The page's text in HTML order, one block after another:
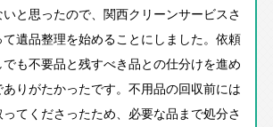
と思ったので、関西クリーンサービスさ
遺品整理を始めることにしました。依頼
も不要品と残すべき品との仕分けを進め
りがたかったです。不用品の回収前には
てくださったため、必要な品まで処分さ